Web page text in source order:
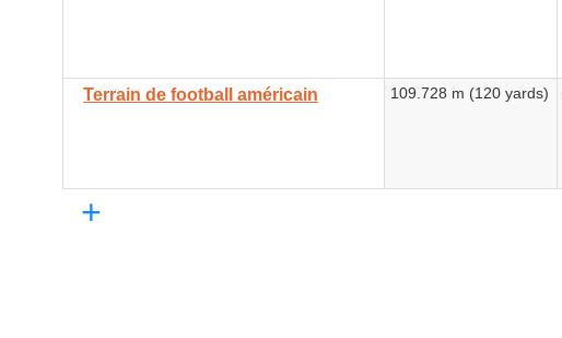
Terrain de football américain 109.728 m (120 yards)
+